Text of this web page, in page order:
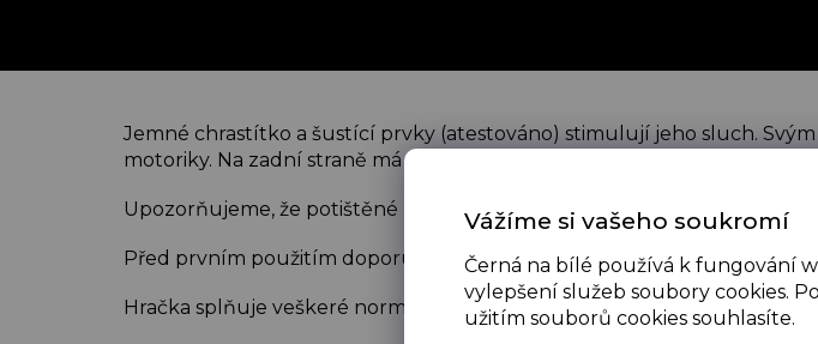
Vážíme si vašeho soukromí
Černá na bílé používá k fungování
vylepšení služeb soubory cookies.
užitím souborů cookies souhlasíte.
Jemné chrastítko a šustící prvky (atestováno) stimulují jeho sluch.
motoriky. Na zadní straně má navíc všité poutko, díky kterého
Upozorňujeme, že potištěné látky jsou ze 100% bavlny, drobné barevné
Před prvním použitím doporučujeme vyprat v pračce na 30°, aby
Hračka splňuje veškeré normy EU.